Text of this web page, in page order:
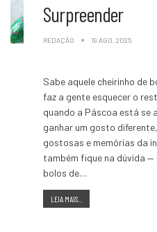
Surpreender
REDAÇÃO 19 AGO, 2025
Sabe aquele cheirinho de
faz a gente esquecer o
quando a Páscoa está se
ganhar um gosto
gostosas e memórias da
também fique na dúvida
bolos de…
LEIA MAIS...